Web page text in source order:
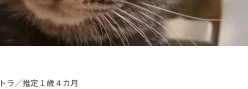
ラ／推定１歳４カ月